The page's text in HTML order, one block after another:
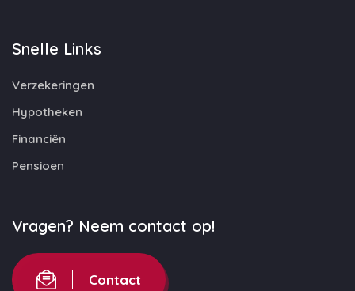
Snelle Links
Verzekeringen
Hypotheken
Financiën
Pensioen
Vragen? Neem contact op!
Contact